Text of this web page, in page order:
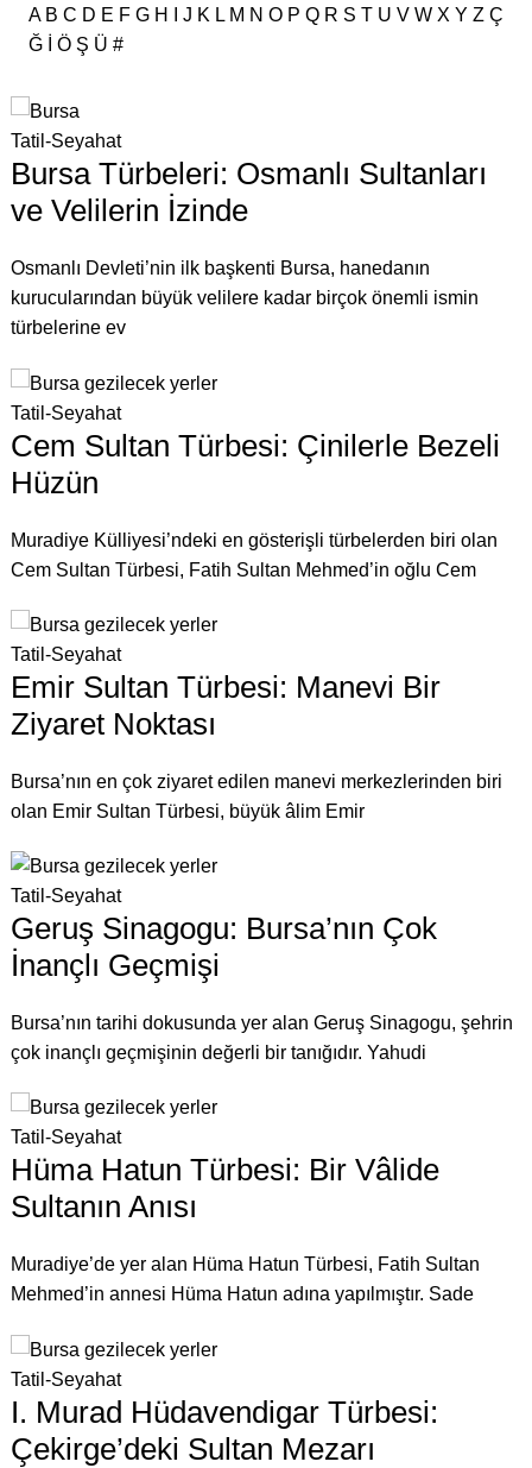
A B C D E F G H J K L M N O P Q R S T U V W X Y Z Ç
Ğ
Ö Ş Ü #
Tatil-Seyahat
Bursa Türbeleri: Osmanlı Sultanları
ve Velilerin İzinde
Osmanlı Devleti’nin ilk başkenti Bursa, hanedanın
kurucularından büyük velilere kadar birçok önemli ismin
türbelerine ev
Tatil-Seyahat
Cem Sultan Türbesi: Çinilerle Bezeli
Hüzün
Muradiye Külliyesi’ndeki en gösterişli türbelerden biri olan
Cem Sultan Türbesi, Fatih Sultan Mehmed’in oğlu Cem
Tatil-Seyahat
Emir Sultan Türbesi: Manevi Bir
Ziyaret Noktası
Bursa’nın en çok ziyaret edilen manevi merkezlerinden biri
olan Emir Sultan Türbesi, büyük âlim Emir
Tatil-Seyahat
Geruş Sinagogu: Bursa’nın Çok
İnançlı Geçmişi
Bursa’nın tarihi dokusunda yer alan Geruş Sinagogu, şehrin
çok inançlı geçmişinin değerli bir tanığıdır. Yahudi
Tatil-Seyahat
Hüma Hatun Türbesi: Bir Vâlide
Sultanın Anısı
Muradiye’de yer alan Hüma Hatun Türbesi, Fatih Sultan
Mehmed’in annesi Hüma Hatun adına yapılmıştır. Sade
Tatil-Seyahat
I. Murad Hüdavendigar Türbesi:
Çekirge’deki Sultan Mezarı